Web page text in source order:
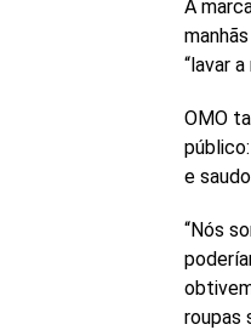
A
“lavar
OMO
e
“Nós
roupas